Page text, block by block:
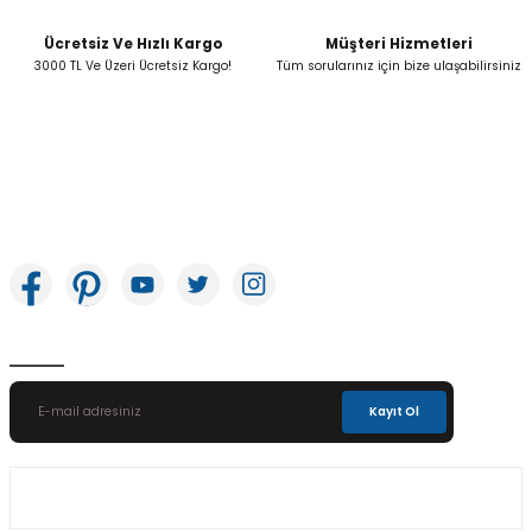
Gönder
Ücretsiz Ve Hızlı Kargo
3000 TL Ve Üzeri Ücretsiz Kargo!
Müşteri Hizmetleri
Tüm sorularınız için bize ulaşabilirsiniz
Kayıt Ol